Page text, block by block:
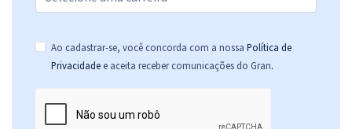
CREA PB - Conselho Regional de Engenharia e Agronomia do Estado
21,99
Comprar
Ao cadastrar-se, você concorda com a nossa Política de
Privacidade e aceita receber comunicações do Gran.